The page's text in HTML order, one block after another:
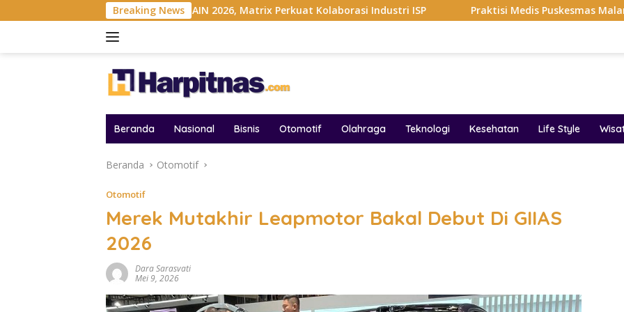
ke
Breaking News
Gelar MAIN 2026, Matrix Perkuat Kolaborasi Industri ISP Praktisi Medis Puskesmas Malang Ikut Ejek
Beranda Nasional Bisnis Otomotif Olahraga Teknologi Kesehatan Life Style
Beranda Otomotif
Otomotif
Merek Mutakhir Leapmotor Bakal Debut Di GIIAS
2026
Dara Sarasvati
Mei 9, 2026